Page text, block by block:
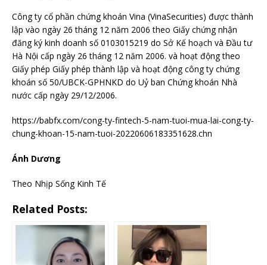
Công ty cổ phần chứng khoán Vina (VinaSecurities) được thành
lập vào ngày 26 tháng 12 năm 2006 theo Giấy chứng nhận
đăng ký kinh doanh số 0103015219 do Sở Kế hoạch và Đầu tư
Hà Nội cấp ngày 26 tháng 12 năm 2006. và hoạt động theo
Giấy phép Giấy phép thành lập và hoạt động công ty chứng
khoán số 50/UBCK-GPHNKD do Uỷ ban Chứng khoán Nhà
nước cấp ngày 29/12/2006.
https://babfx.com/cong-ty-fintech-5-nam-tuoi-mua-lai-cong-ty-
chung-khoan-15-nam-tuoi-20220606183351628.chn
Ánh Dương
Theo Nhịp Sống Kinh Tế
Related Posts: